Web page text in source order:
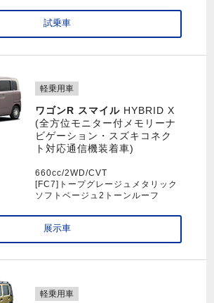
試乗車
軽乗用車
ワゴンR スマイルHYBRID X
(全方位モニター付メモリーナ
ビゲーション・スズキコネク
ト対応通信機装着車)
660cc/2WD/CVT
[FC7]トープグレージュメタリック
ソフトベージュ2トーンルーフ
展示車
軽乗用車